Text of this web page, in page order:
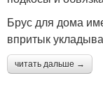
Брус для дома
впритык
читать дальше →